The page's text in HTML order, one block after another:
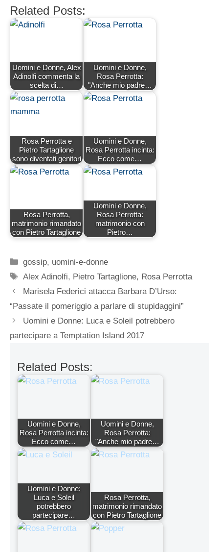
Related Posts:
Uomini e Donne, Alex
Adinolfi commenta la
scelta di…
Uomini e Donne,
Rosa Perrotta:
"Anche mio padre…
Rosa Perrotta e
Pietro Tartaglione
sono diventati genitori
Uomini e Donne,
Rosa Perrotta incinta:
Ecco come…
Rosa Perrotta,
matrimonio rimandato
con Pietro Tartaglione
Uomini e Donne,
Rosa Perrotta:
matrimonio con
Pietro…
Categorie
gossip, uomini-e-donne
Tag
Alex Adinolfi, Pietro Tartaglione, Rosa Perrotta
Marisela Federici attacca Barbara D’Urso:
“Passate il pomeriggio a parlare di stupidaggini”
Uomini e Donne: Luca e Soleil potrebbero
partecipare a Temptation Island 2017
Related Posts:
Uomini e Donne,
Rosa Perrotta incinta:
Ecco come…
Uomini e Donne,
Rosa Perrotta:
"Anche mio padre…
Uomini e Donne:
Luca e Soleil
potrebbero
partecipare…
Rosa Perrotta,
matrimonio rimandato
con Pietro Tartaglione